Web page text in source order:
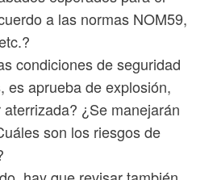
a las normas NOM59,
condiciones de seguridad
es aprueba de explosión,
¿Se manejarán
son los riesgos de